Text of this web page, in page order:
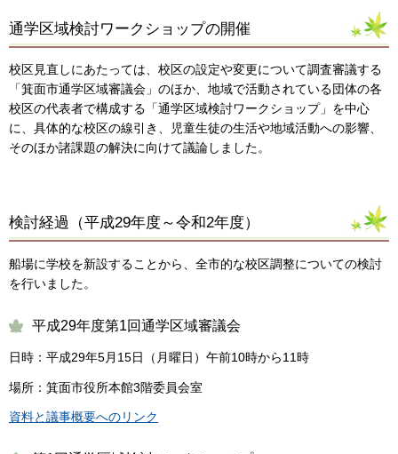
通学区域検討ワークショップの開催
校区見直しにあたっては、校区の設定や変更について調査審議する
「箕面市通学区域審議会」のほか、地域で活動されている団体の各
校区の代表者で構成する「通学区域検討ワークショップ」を中心
に、具体的な校区の線引き、児童生徒の生活や地域活動への影響、
そのほか諸課題の解決に向けて議論しました。
検討経過（平成29年度～令和2年度）
船場に学校を新設することから、全市的な校区調整についての検討
を行いました。
平成29年度第1回通学区域審議会
日時：平成29年5月15日（月曜日）午前10時から11時
場所：箕面市役所本館3階委員会室
資料と議事概要へのリンク